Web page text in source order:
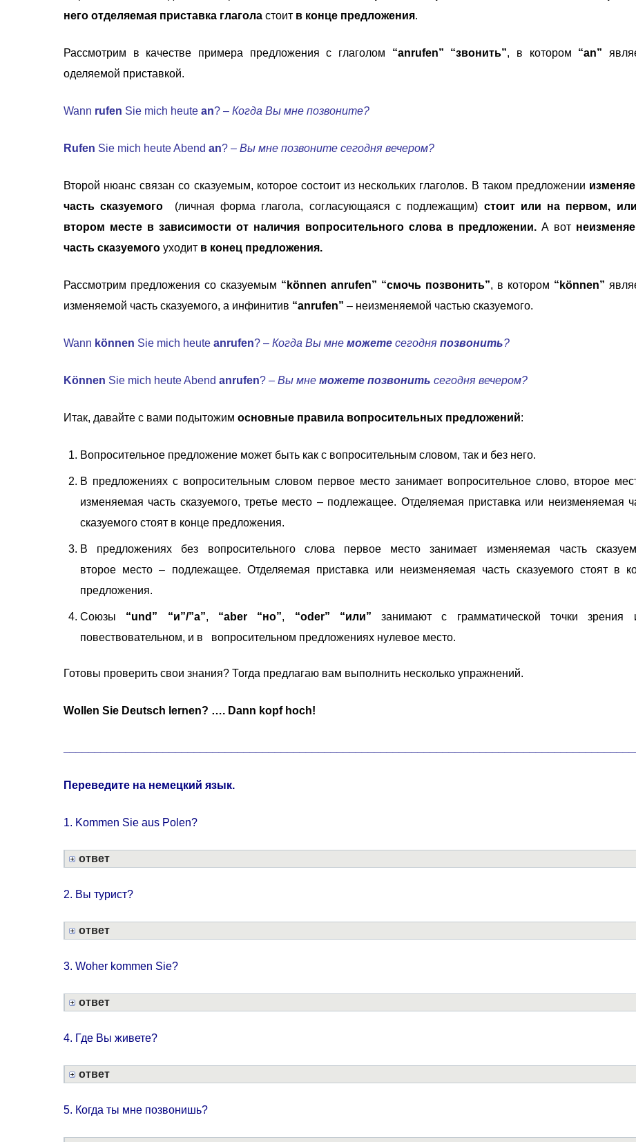
него отделяемая приставка глагола стоит в конце предложения.
Рассмотрим в качестве примера предложения с глаголом “anrufen” “звонить”, в котором “an”
оделяемой приставкой.
Wann rufen Sie mich heute an? – Когда Вы мне позвоните?
Rufen Sie mich heute Abend an? – Вы мне позвоните сегодня вечером?
Второй нюанс связан со сказуемым, которое состоит из нескольких глаголов. В таком предложении
часть сказуемого (личная форма глагола, согласующаяся с подлежащим) стоит или на первом,
втором месте в зависимости от наличия вопросительного слова в предложении.А вот
часть сказуемого уходит в конец предложения.
Рассмотрим предложения со сказуемым “können anrufen” “смочь позвонить”, в котором “können”
изменяемой часть сказуемого, а инфинитив “anrufen” – неизменяемой частью сказуемого.
Wann können Sie mich heute anrufen? – Когда Вы мне можете сегодня позвонить?
Können Sie mich heute Abend anrufen? – Вы мне можете позвонить сегодня вечером?
Итак, давайте с вами подытожим основные правила вопросительных предложений:
Вопросительное предложение может быть как с вопросительным словом, так и без него.
В предложениях с вопросительным словом первое место занимает вопросительное слово, второе
изменяемая часть сказуемого, третье место – подлежащее. Отделяемая приставка или неизменяемая
сказуемого стоят в конце предложения.
В предложениях без вопросительного слова первое место занимает изменяемая часть
второе место – подлежащее. Отделяемая приставка или неизменяемая часть сказуемого стоят в
предложения.
Союзы “und” “и”/”а”, “aber “но”, “oder” “или” занимают с грамматической точки
повествовательном, и в вопросительном предложениях нулевое место.
Готовы проверить свои знания? Тогда предлагаю вам выполнить несколько упражнений.
Wollen Sie Deutsch lernen? …. Dann kopf hoch!
Переведите на немецкий язык.
1. Kommen Sie aus Polen?
ответ
2. Вы турист?
ответ
3. Woher kommen Sie?
ответ
4. Где Вы живете?
ответ
5. Когда ты мне позвонишь?